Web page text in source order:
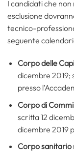
I candidati che
esclusione
tecnico-
seguente
Corpo delle
dicembre 2019;
presso
Corpo di
scritta 12
dicembre 2019
Corpo